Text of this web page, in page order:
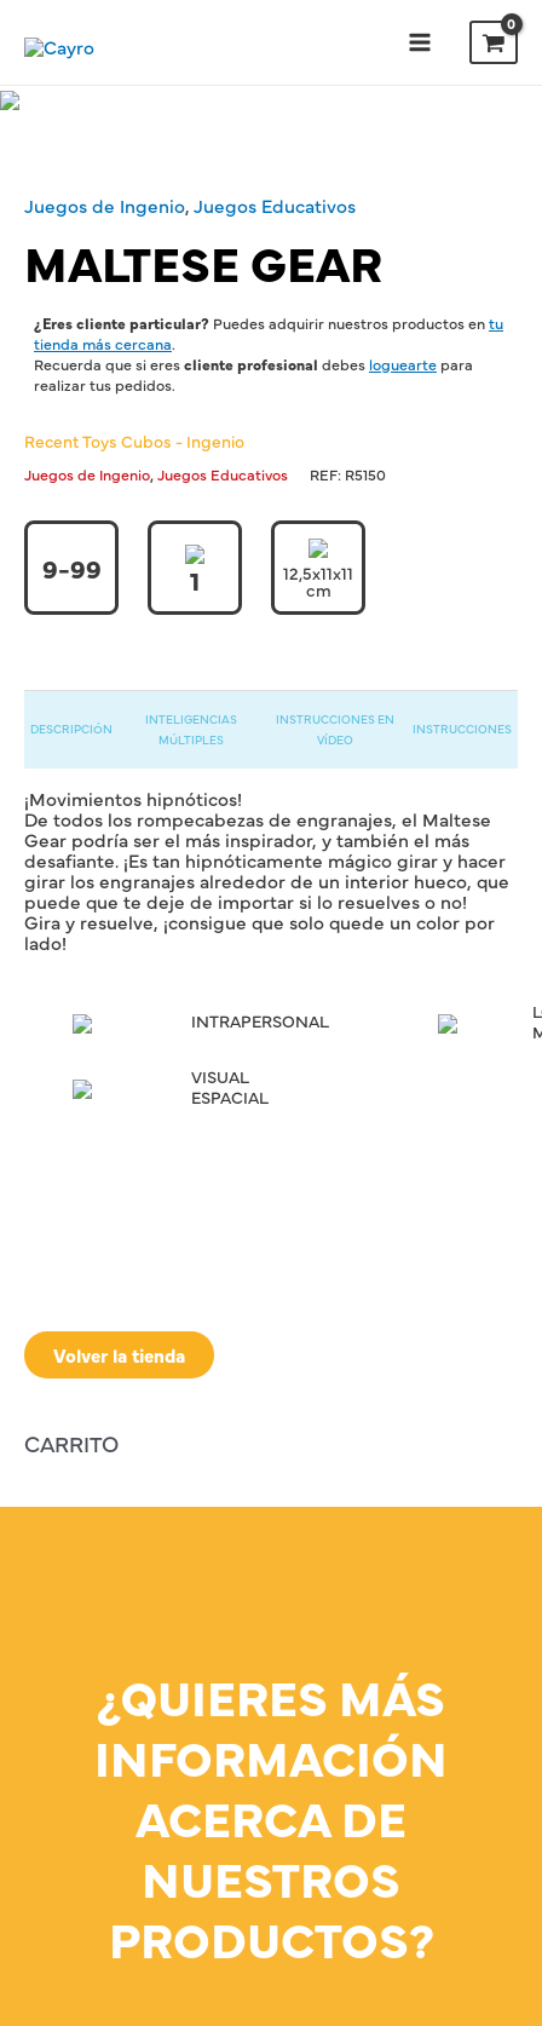
Volver la tienda
CARRITO
Juegos de Ingenio,Juegos Educativos
MALTESE GEAR
¿Eres cliente particular? Puedes adquirir nuestros productos entu
tienda más cercana.
Recuerda que si erescliente profesional debes loguearte para
realizar tus pedidos.
Recent Toys Cubos - Ingenio
Juegos de Ingenio,Juegos Educativos REF: R5150
9-99 1 12,5x11x11
cm
DESCRIPCIÓN
INTELIGENCIAS
MÚLTIPLES
INSTRUCCIONES EN
VÍDEO
INSTRUCCIONES
¡Movimientos hipnóticos!
De todos los rompecabezas de engranajes, el Maltese
Gear podría ser el más inspirador, y también el más
desafiante. ¡Es tan hipnóticamente mágico girar y hacer
girar los engranajes alrededor de un interior hueco, que
puede que te deje de importar si lo resuelves o no!
Gira y resuelve, ¡consigue que solo quede un color por
lado!
INTRAPERSONAL
VISUAL
ESPACIAL
¿QUIERES MÁS
INFORMACIÓN
ACERCA DE
NUESTROS
PRODUCTOS?